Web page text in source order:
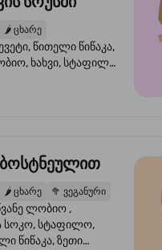
🌶️ ცხარე
წითელი წიწაკა,
ხახვი, სტაფილო,
ნიორი
🌶️ ცხარე 🥦 ვეგანური
ლობიო ,
სოკო, სტაფილო,
წიწაკა, ზეთი